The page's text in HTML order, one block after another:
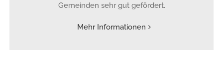
Gemeinden sehr gut gefördert.
Mehr Informationen